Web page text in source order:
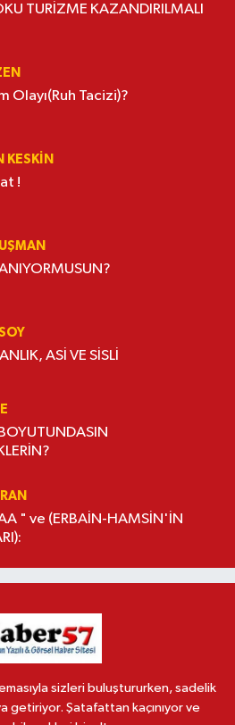
TURİZME KAZANDIRILMALI
Olayı(Ruh Tacizi)?
KESKİN
!
ASİ VE SİSLİ
" ve (ERBAİN-HAMSİN'İN
sizleri buluştururken, sadelik
getiriyor. Şatafattan kaçınıyor ve